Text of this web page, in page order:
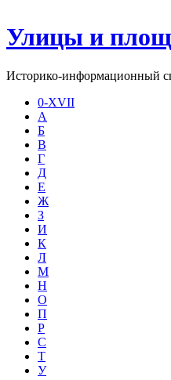
Улицы и
Историко-информационный
0-XVII
А
Б
В
Г
Д
Е
Ж
З
И
К
Л
М
Н
О
П
Р
С
Т
У